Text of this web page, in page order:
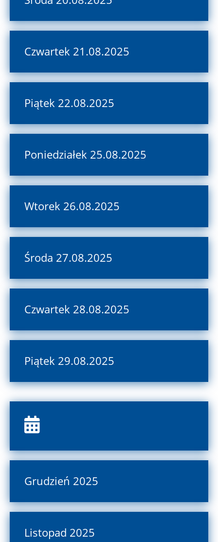
Czwartek 21.08.2025
Piątek 22.08.2025
Poniedziałek 25.08.2025
Wtorek 26.08.2025
Środa 27.08.2025
Czwartek 28.08.2025
Piątek 29.08.2025
Grudzień 2025
Listopad 2025